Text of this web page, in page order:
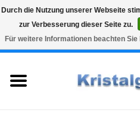
Snelle levering
Durch die Nutzung unserer Webseite
zur Verbesserung dieser Seite zu.
Für weitere Informationen beachten